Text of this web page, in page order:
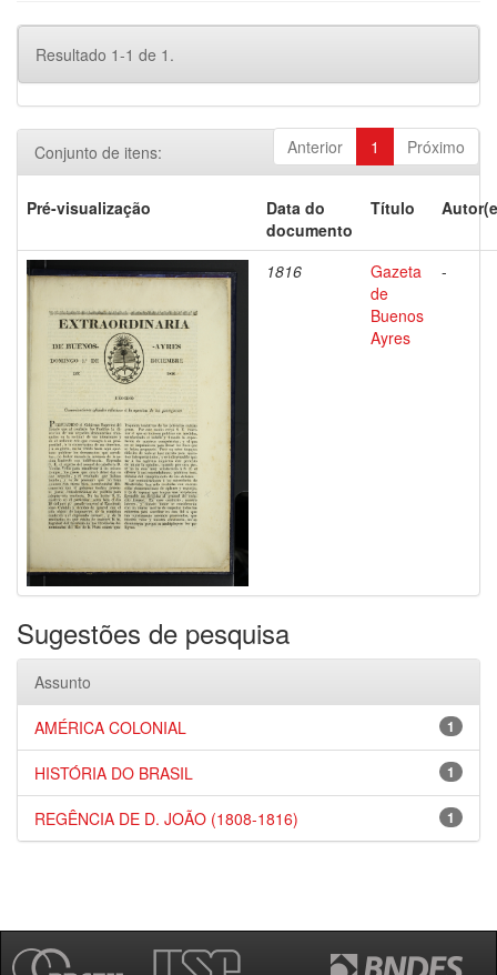
Resultado 1-1 de 1.
Anterior 1 Próximo
Conjunto de itens:
Pré-visualização
Data do
documento
Título
1816
Gazeta
de
Buenos
Ayres
-
Sugestões de pesquisa
Assunto
1
AMÉRICA COLONIAL
1
HISTÓRIA DO BRASIL
1
REGÊNCIA DE D. JOÃO (1808-1816)